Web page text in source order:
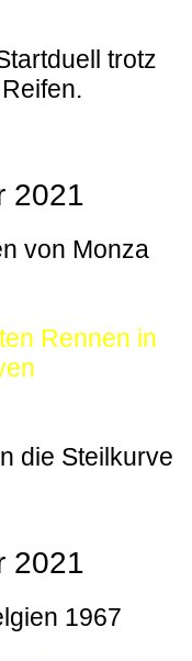
trotz
2021
von Monza
Rennen in
die Steilkurve
2021
1967